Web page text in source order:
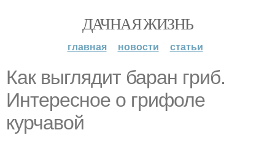
ДАЧНАЯ ЖИЗНЬ
главная новости статьи
Как выглядит баран гриб.
Интересное о грифоле
курчавой